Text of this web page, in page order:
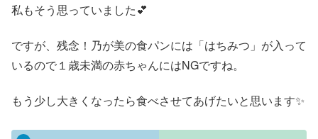
私もそう思っていました💕
ですが、残念！乃が美の食パンには「はちみつ」が入って
いるので１歳未満の赤ちゃんにはNGですね。
もう少し大きくなったら食べさせてあげたいと思います✨